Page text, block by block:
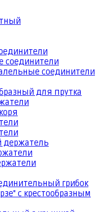
соединители
соединители
для прутка
держатель
грибок
с крестообразным